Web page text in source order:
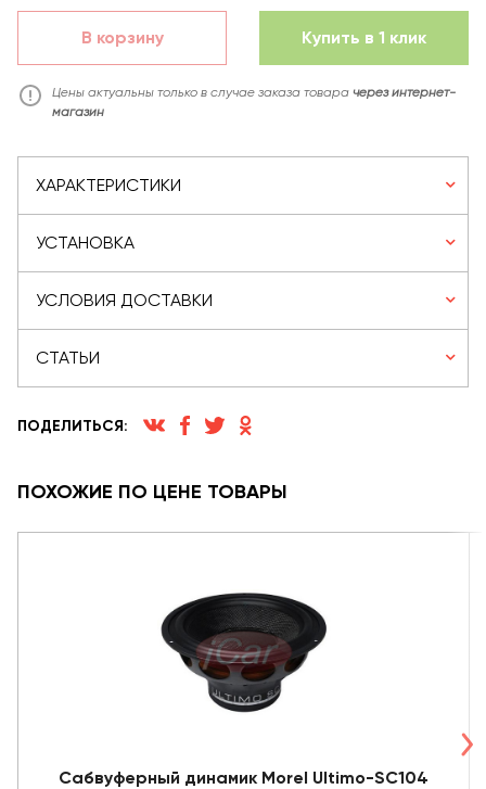
В корзину Купить в 1 клик
Цены актуальны только в случае заказа товара через интернет-
магазин
ХАРАКТЕРИСТИКИ
УСТАНОВКА
УСЛОВИЯ ДОСТАВКИ
СТАТЬИ
ПОДЕЛИТЬСЯ:
ПОХОЖИЕ ПО ЦЕНЕ ТОВАРЫ
Сабвуферный динамик Morel Ultimo-SC104